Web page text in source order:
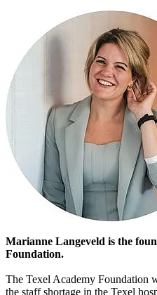
Marianne Langeveld is the
Foundation.
The Texel Academy Foundation
the staff shortage in the Texel